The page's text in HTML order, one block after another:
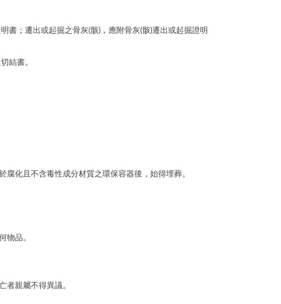
書；遷出或起掘之骨灰(骸)，應附骨灰(骸)遷出或起掘證明
結書。
化且不含毒性成分材質之環保容器後，始得埋葬。
物品。
者親屬不得異議。